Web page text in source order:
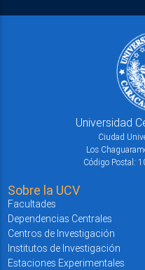
Universidad
Ciudad
Los
Código Postal:
Sobre la UCV
Facultades
Dependencias Centrales
Centros de Investigación
Institutos de Investigación
Estaciones Experimentales